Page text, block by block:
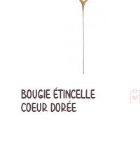
BOUGIE ÉTINCELLE
COEUR DORÉE